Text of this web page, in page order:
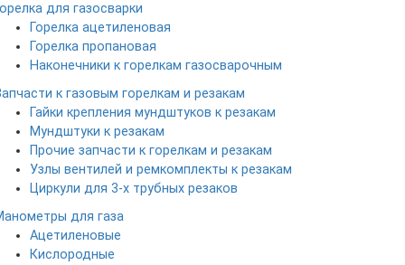
для газосварки
Горелка ацетиленовая
Горелка пропановая
Наконечники к горелкам газосварочным
к газовым горелкам и резакам
Гайки крепления мундштуков к резакам
Мундштуки к резакам
Прочие запчасти к горелкам и резакам
Узлы вентилей и ремкомплекты к резакам
Циркули для 3-х трубных резаков
для газа
Ацетиленовые
Кислородные